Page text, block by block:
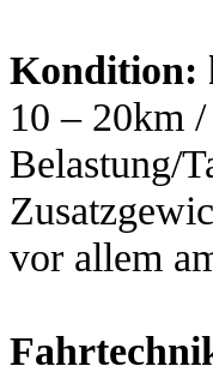
Kondition:
10 – 20km
Belastung/
vor allem